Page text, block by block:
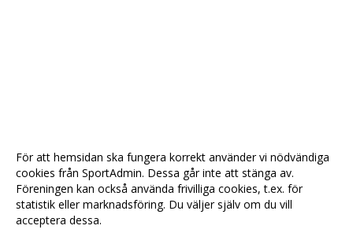
För att hemsidan ska fungera korrekt använder vi nödvändiga
cookies från SportAdmin. Dessa går inte att stänga av.
Föreningen kan också använda frivilliga cookies, t.ex. för
statistik eller marknadsföring. Du väljer själv om du vill
acceptera dessa.